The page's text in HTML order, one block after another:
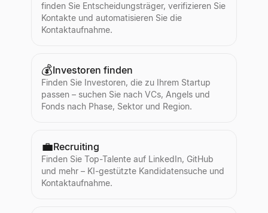
finden Sie Entscheidungsträger, verifizieren Sie
Kontakte und automatisieren Sie die
Kontaktaufnahme.
💰Investoren finden
Finden Sie Investoren, die zu Ihrem Startup
passen – suchen Sie nach VCs, Angels und
Fonds nach Phase, Sektor und Region.
💼Recruiting
Finden Sie Top-Talente auf LinkedIn, GitHub
und mehr – KI-gestützte Kandidatensuche und
Kontaktaufnahme.